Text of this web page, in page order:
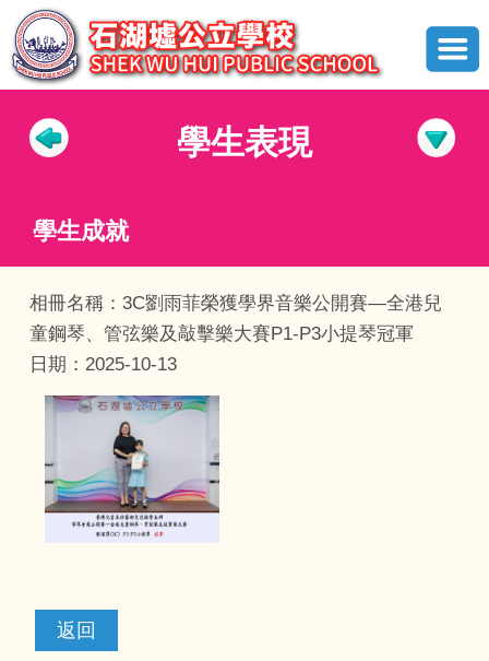
學生表現
學生成就
相冊名稱：3C劉雨菲榮獲學界音樂公開賽—全港兒
童鋼琴、管弦樂及敲擊樂大賽P1-P3小提琴冠軍
日期：2025-10-13
返回